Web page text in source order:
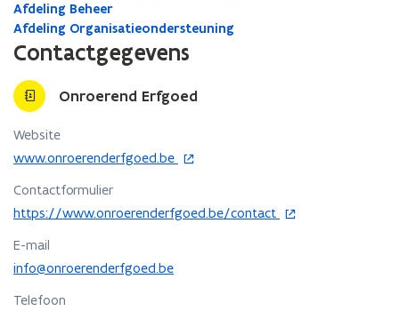
Afdeling Beheer
Afdeling Organisatieondersteuning
Contactgegevens
Onroerend Erfgoed
Website
www.onroerenderfgoed.be
o
e
n
i
n
Contactformulier
https://www.onroerenderfgoed.be/contact
o
e
n
E-mail
info@onroerenderfgoed.be
Telefoon